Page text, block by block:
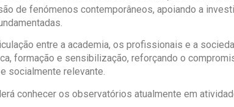
de fenómenos contemporâneos, apoiando a
entre a academia, os profissionais e a
formação e sensibilização, reforçando o
socialmente relevante.
conhecer os observatórios atualmente em